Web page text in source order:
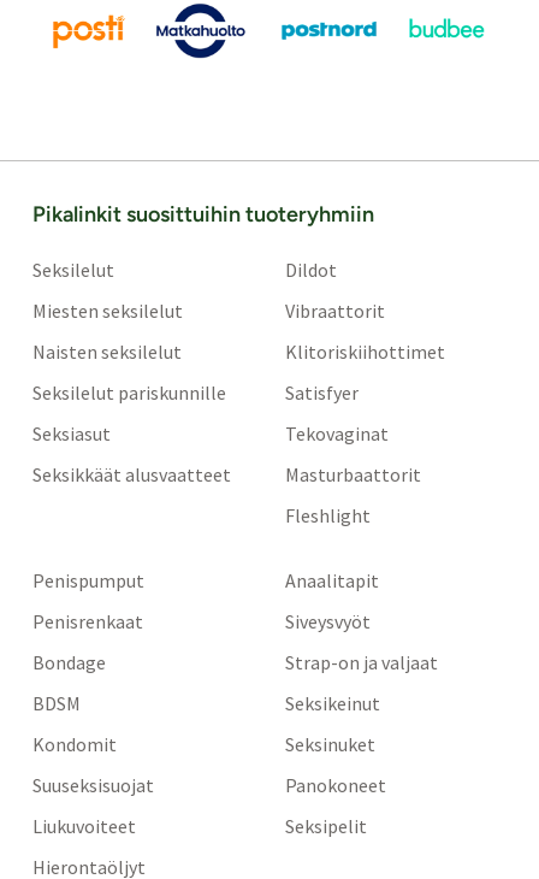
Pikalinkit suosittuihin tuoteryhmiin
Seksilelut
Miesten seksilelut
Naisten seksilelut
Seksilelut pariskunnille
Seksiasut
Seksikkäät alusvaatteet
Dildot
Vibraattorit
Klitoriskiihottimet
Satisfyer
Tekovaginat
Masturbaattorit
Fleshlight
Penispumput
Penisrenkaat
Bondage
BDSM
Kondomit
Suuseksisuojat
Liukuvoiteet
Hierontaöljyt
Anaalitapit
Siveysvyöt
Strap-on ja valjaat
Seksikeinut
Seksinuket
Panokoneet
Seksipelit